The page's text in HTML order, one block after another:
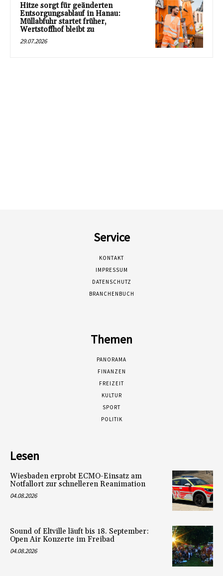
Hitze sorgt für geänderten
Entsorgungsablauf in Hanau:
Müllabfuhr startet früher,
Wertstoffhof bleibt zu
29.07.2026
Service
KONTAKT
IMPRESSUM
DATENSCHUTZ
BRANCHENBUCH
Themen
PANORAMA
FINANZEN
FREIZEIT
KULTUR
SPORT
POLITIK
Lesen
Wiesbaden erprobt ECMO-Einsatz am
Notfallort zur schnelleren Reanimation
04.08.2026
Sound of Eltville läuft bis 18. September:
Open Air Konzerte im Freibad
04.08.2026